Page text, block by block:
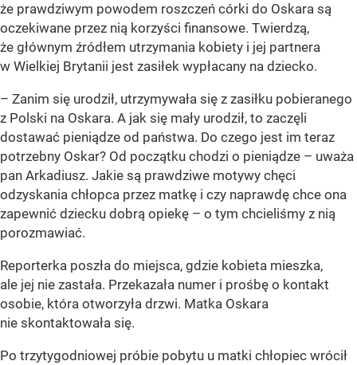
że prawdziwym powodem roszczeń córki do Oskara są
oczekiwane przez nią korzyści finansowe. Twierdzą,
że głównym źródłem utrzymania kobiety i jej partnera
w Wielkiej Brytanii jest zasiłek wypłacany na dziecko.
– Zanim się urodził, utrzymywała się z zasiłku pobieranego
z Polski na Oskara. A jak się mały urodził, to zaczęli
dostawać pieniądze od państwa. Do czego jest im teraz
potrzebny Oskar? Od początku chodzi o pieniądze – uważa
pan Arkadiusz. Jakie są prawdziwe motywy chęci
odzyskania chłopca przez matkę i czy naprawdę chce ona
zapewnić dziecku dobrą opiekę – o tym chcieliśmy z nią
porozmawiać.
Reporterka poszła do miejsca, gdzie kobieta mieszka,
ale jej nie zastała. Przekazała numer i prośbę o kontakt
osobie, która otworzyła drzwi. Matka Oskara
nie skontaktowała się.
Po trzytygodniowej próbie pobytu u matki chłopiec wrócił